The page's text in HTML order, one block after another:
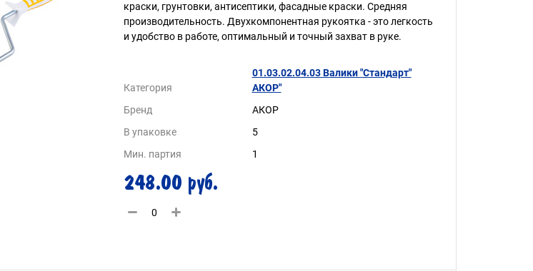
краски, грунтовки, антисептики, фасадные краски. Средняя
производительность. Двухкомпонентная рукоятка - это легкость
и удобство в работе, оптимальный и точный захват в руке.
Категория
01.03.02.04.03 Валики "Стандарт"
АКОР"
Бренд
АКОР
В упаковке
5
Мин. партия
1
248.00 руб.